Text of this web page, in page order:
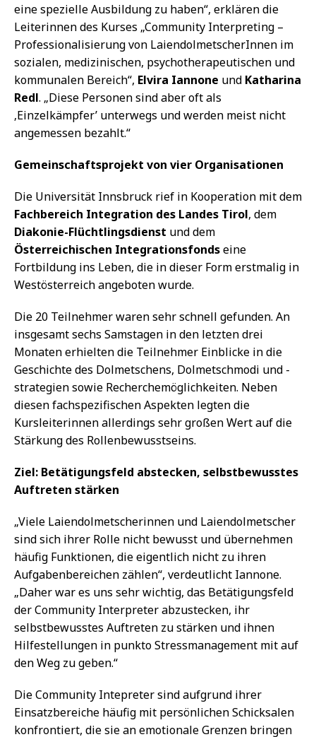
eine spezielle Ausbildung zu haben“, erklären die
Leiterinnen des Kurses „Community Interpreting –
Professionalisierung von LaiendolmetscherInnen im
sozialen, medizinischen, psychotherapeutischen und
kommunalen Bereich“, Elvira Iannone und Katharina
Redl. „Diese Personen sind aber oft als
‚Einzelkämpfer’ unterwegs und werden meist nicht
angemessen bezahlt.“
Gemeinschaftsprojekt von vier Organisationen
Die Universität Innsbruck rief in Kooperation mit dem
Fachbereich Integration des Landes Tirol, dem
Diakonie-Flüchtlingsdienst und dem
Österreichischen Integrationsfondseine
Fortbildung ins Leben, die in dieser Form erstmalig in
Westösterreich angeboten wurde.
Die 20 Teilnehmer waren sehr schnell gefunden. An
insgesamt sechs Samstagen in den letzten drei
Monaten erhielten die Teilnehmer Einblicke in die
Geschichte des Dolmetschens, Dolmetschmodi und -
strategien sowie Recherchemöglichkeiten. Neben
diesen fachspezifischen Aspekten legten die
Kursleiterinnen allerdings sehr großen Wert auf die
Stärkung des Rollenbewusstseins.
Ziel: Betätigungsfeld abstecken, selbstbewusstes
Auftreten stärken
„Viele Laiendolmetscherinnen und Laiendolmetscher
sind sich ihrer Rolle nicht bewusst und übernehmen
häufig Funktionen, die eigentlich nicht zu ihren
Aufgabenbereichen zählen“, verdeutlicht Iannone.
„Daher war es uns sehr wichtig, das Betätigungsfeld
der Community Interpreter abzustecken, ihr
selbstbewusstes Auftreten zu stärken und ihnen
Hilfestellungen in punkto Stressmanagement mit auf
den Weg zu geben.“
Die Community Intepreter sind aufgrund ihrer
Einsatzbereiche häufig mit persönlichen Schicksalen
konfrontiert, die sie an emotionale Grenzen bringen